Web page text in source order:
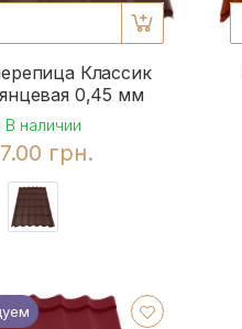
Классик
0,45 мм
В наличии
грн.